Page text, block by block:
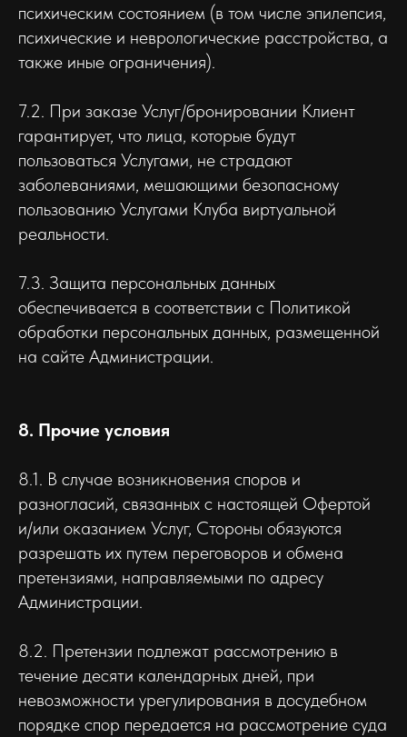
психическим состоянием (в том числе эпилепсия,
психические и неврологические расстройства, а
также иные ограничения).
7.2. При заказе Услуг/бронировании Клиент
гарантирует, что лица, которые будут
пользоваться Услугами, не страдают
заболеваниями, мешающими безопасному
пользованию Услугами Клуба виртуальной
реальности.
7.3. Защита персональных данных
обеспечивается в соответствии с Политикой
обработки персональных данных, размещенной
на сайте Администрации.
8. Прочие условия
8.1. В случае возникновения споров и
разногласий, связанных с настоящей Офертой
и/или оказанием Услуг, Стороны обязуются
разрешать их путем переговоров и обмена
претензиями, направляемыми по адресу
Администрации.
8.2. Претензии подлежат рассмотрению в
течение десяти календарных дней, при
невозможности урегулирования в досудебном
порядке спор передается на рассмотрение суда